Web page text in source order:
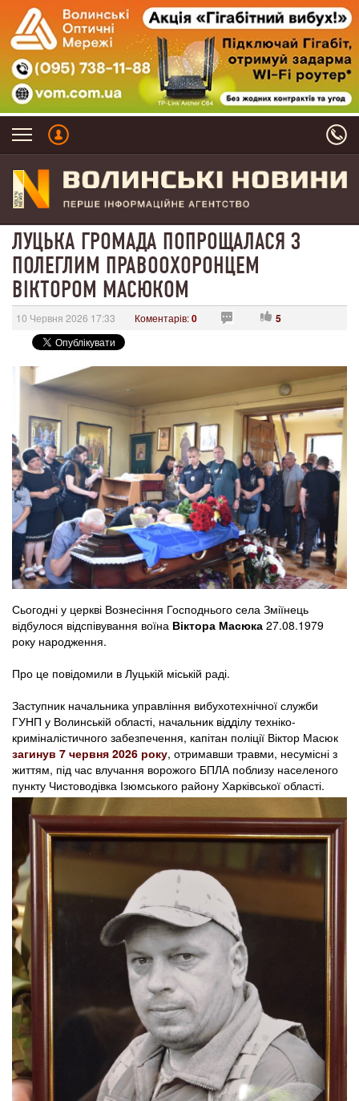
ЛУЦЬКА ГРОМАДА ПОПРОЩАЛАСЯ З
ПОЛЕГЛИМ ПРАВООХОРОНЦЕМ
ВІКТОРОМ МАСЮКОМ
10 Червня 2026 17:33 Коментарів:0 5
Сьогодні у церкві Вознесіння Господнього села Зміїнець
відбулося відспівування воїна Віктора Масюка 27.08.1979
року народження.
Про це повідомили в Луцькій міській раді.
Заступник начальника управління вибухотехнічної служби
ГУНП у Волинській області, начальник відділу техніко-
криміналістичного забезпечення, капітан поліції Віктор Масюк
загинув 7 червня 2026 року, отримавши травми, несумісні з
життям, під час влучання ворожого БПЛА поблизу населеного
пункту Чистоводівка Ізюмського району Харківської області.